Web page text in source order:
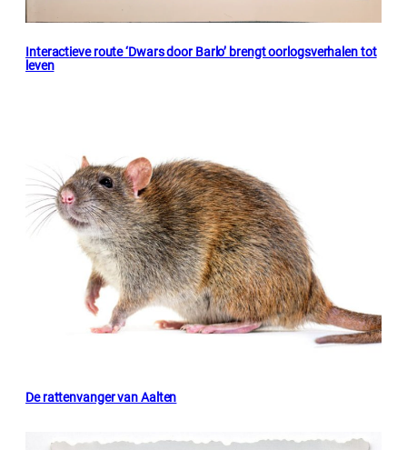
Interactieve route ‘Dwars door Barlo’ brengt oorlogsverhalen tot
leven
De rattenvanger van Aalten